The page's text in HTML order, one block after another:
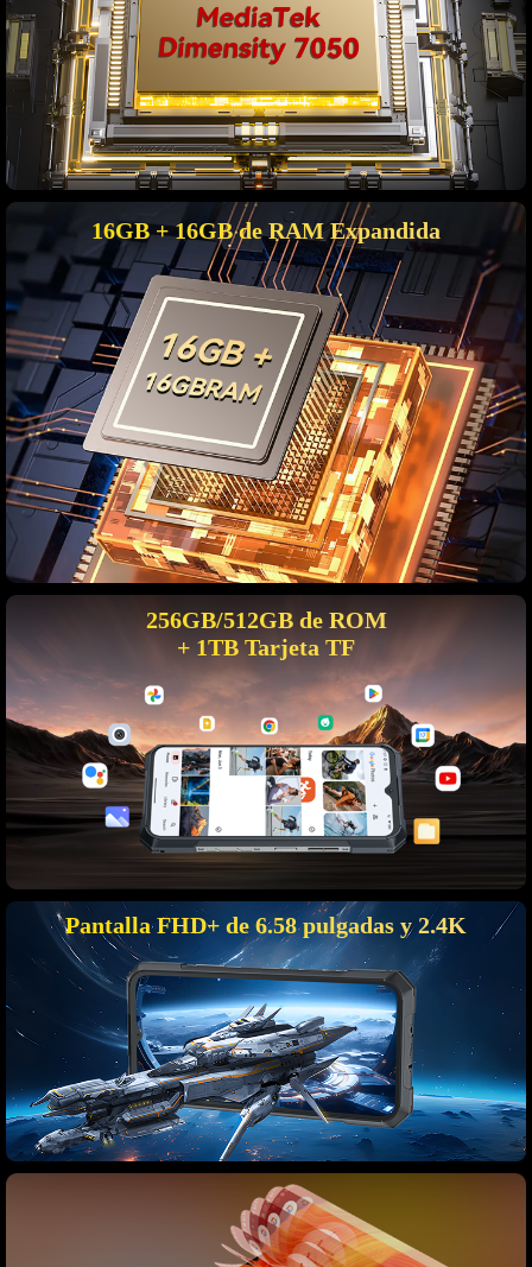
16GB + 16GB de RAM Expandida
256GB/512GB de ROM
+ 1TB Tarjeta TF
Pantalla FHD+ de 6.58 pulgadas y 2.4K